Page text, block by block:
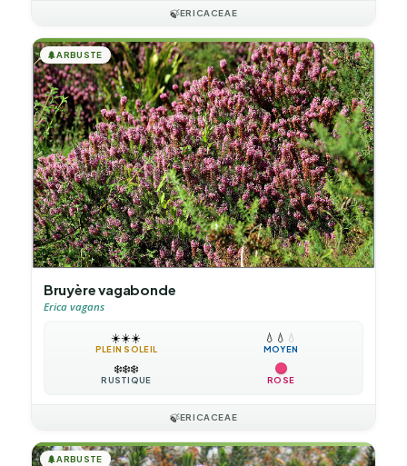
🍃ERICACEAE
🌲ARBUSTE
Bruyère vagabonde
Erica vagans
☀️☀️☀️
PLEIN SOLEIL
💧 💧 💧
MOYEN
❄️❄️❄️
RUSTIQUE ROSE
🍃ERICACEAE
🌲ARBUSTE